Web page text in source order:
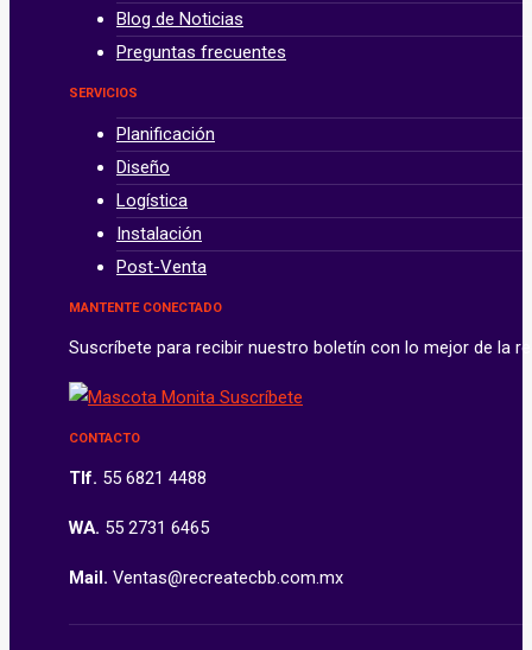
Blog de Noticias
Preguntas frecuentes
SERVICIOS
Planificación
Diseño
Logística
Instalación
Post-Venta
MANTENTE CONECTADO
Suscríbete para recibir nuestro boletín con lo mejor de la
CONTACTO
Tlf. 55 6821 4488
WA. 55 2731 6465
Mail. Ventas@recreatecbb.com.mx